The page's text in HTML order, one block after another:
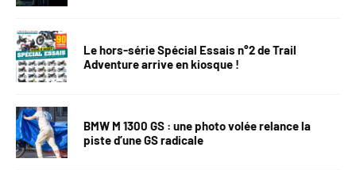
Le hors-série Spécial Essais n°2 de Trail
Adventure arrive en kiosque !
BMW M 1300 GS : une photo volée relance la
piste d’une GS radicale